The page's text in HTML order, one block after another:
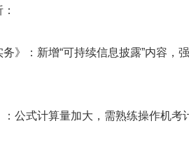
：新增“可持续信息披露”内容，
式计算量加大，需熟练操作机考